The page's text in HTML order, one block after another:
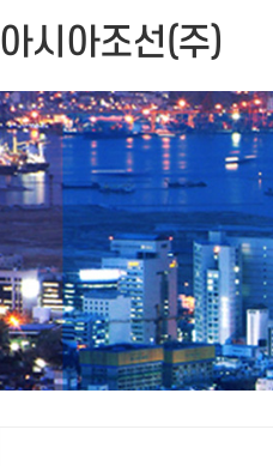
아시아조선(주)